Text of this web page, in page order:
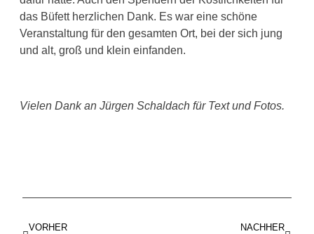
das Büfett herzlichen Dank. Es war eine schöne
Veranstaltung für den gesamten Ort, bei der sich jung
und alt, groß und klein einfanden.
Vielen Dank an Jürgen Schaldach für Text und Fotos.
VORHER NACHHER